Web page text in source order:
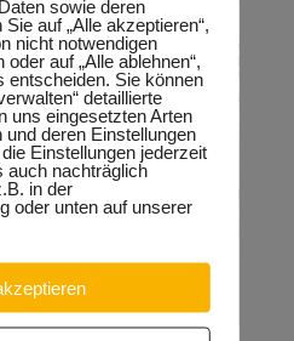
sowie deren
auf „Alle akzeptieren“,
nicht notwendigen
auf „Alle ablehnen“,
entscheiden. Sie können
detaillierte
uns eingesetzten Arten
deren Einstellungen
Einstellungen jederzeit
auch nachträglich
in der
oder unten auf unserer